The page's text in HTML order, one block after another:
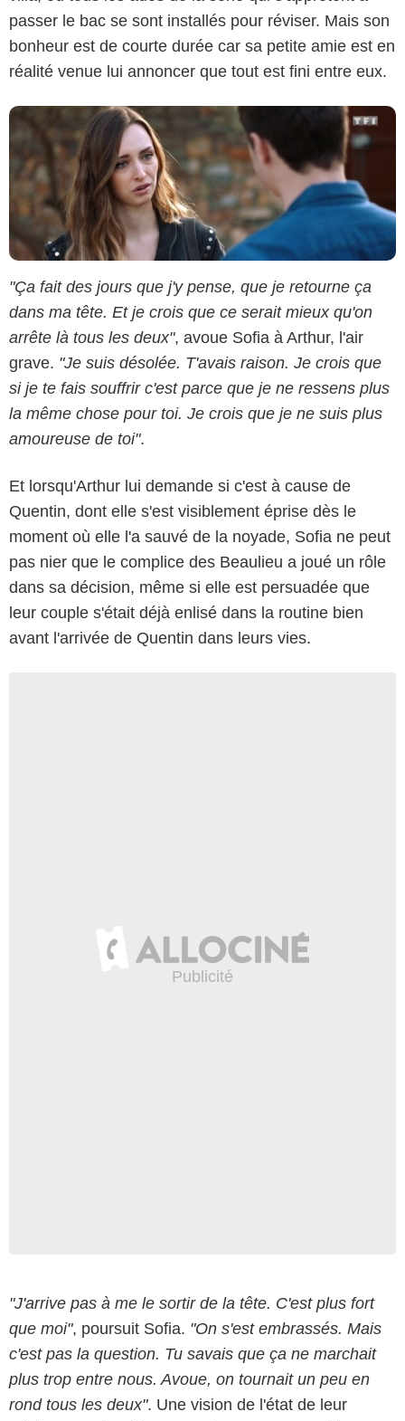
passer le bac se sont installés pour réviser. Mais son
bonheur est de courte durée car sa petite amie est en
réalité venue lui annoncer que tout est fini entre eux.
"Ça fait des jours que j'y pense, que je retourne ça
dans ma tête. Et je crois que ce serait mieux qu'on
arrête là tous les deux", avoue Sofia à Arthur, l'air
grave. "Je suis désolée. T'avais raison. Je crois que
si je te fais souffrir c'est parce que je ne ressens plus
la même chose pour toi. Je crois que je ne suis plus
amoureuse de toi".
Et lorsqu'Arthur lui demande si c'est à cause de
Quentin, dont elle s'est visiblement éprise dès le
moment où elle l'a sauvé de la noyade, Sofia ne peut
pas nier que le complice des Beaulieu a joué un rôle
dans sa décision, même si elle est persuadée que
leur couple s'était déjà enlisé dans la routine bien
avant l'arrivée de Quentin dans leurs vies.
"J'arrive pas à me le sortir de la tête. C'est plus fort
que moi", poursuit Sofia. "On s'est embrassés. Mais
c'est pas la question. Tu savais que ça ne marchait
plus trop entre nous. Avoue, on tournait un peu en
rond tous les deux". Une vision de l'état de leur